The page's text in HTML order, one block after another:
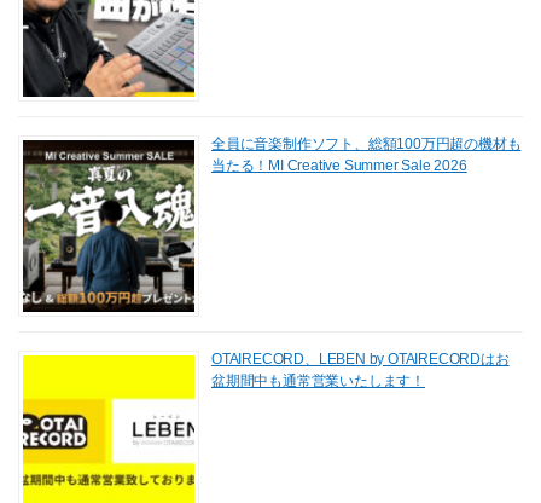
全員に音楽制作ソフト、総額100万円超の機材も
当たる！MI Creative Summer Sale 2026
OTAIRECORD、LEBEN by OTAIRECORDはお
盆期間中も通常営業いたします！